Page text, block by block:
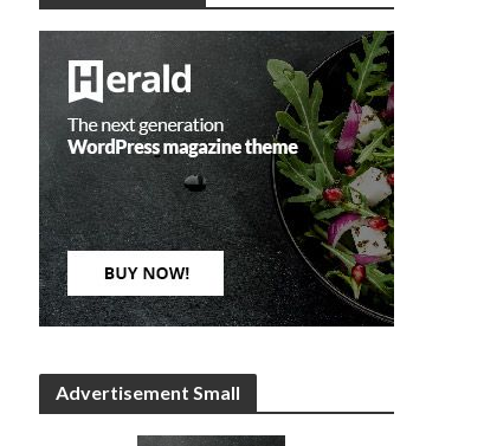
Advertisement Small